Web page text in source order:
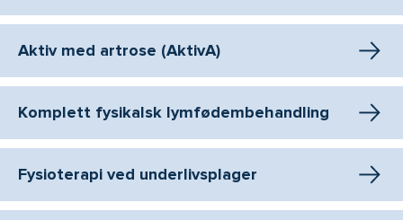
Aktiv med artrose (AktivA)
Komplett fysikalsk lymfødembehandling
Fysioterapi ved underlivsplager